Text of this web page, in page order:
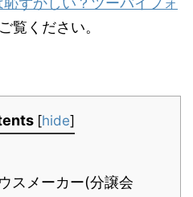
覧ください。
[hide]
スメーカー(分譲会